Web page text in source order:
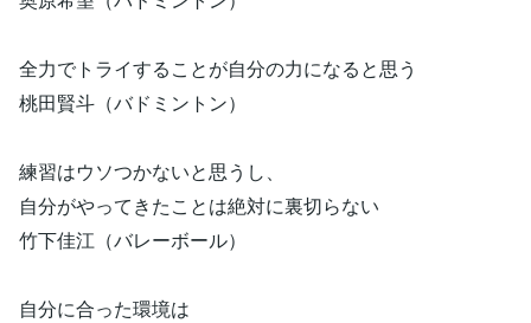
全力でトライすることが自分の力になると思う
桃田賢斗（バドミントン）
練習はウソつかないと思うし、
自分がやってきたことは絶対に裏切らない
竹下佳江（バレーボール）
自分に合った環境は